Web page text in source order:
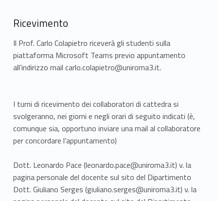
Ricevimento
Il Prof. Carlo Colapietro riceverà gli studenti sulla
piattaforma Microsoft Teams previo appuntamento
all’indirizzo mail carlo.colapietro@uniroma3.it.
I turni di ricevimento dei collaboratori di cattedra si
svolgeranno, nei giorni e negli orari di seguito indicati (è,
comunque sia, opportuno inviare una mail al collaboratore
per concordare l’appuntamento)
Dott. Leonardo Pace (leonardo.pace@uniroma3.it) v. la
pagina personale del docente sul sito del Dipartimento
Dott. Giuliano Serges (giuliano.serges@uniroma3.it) v. la